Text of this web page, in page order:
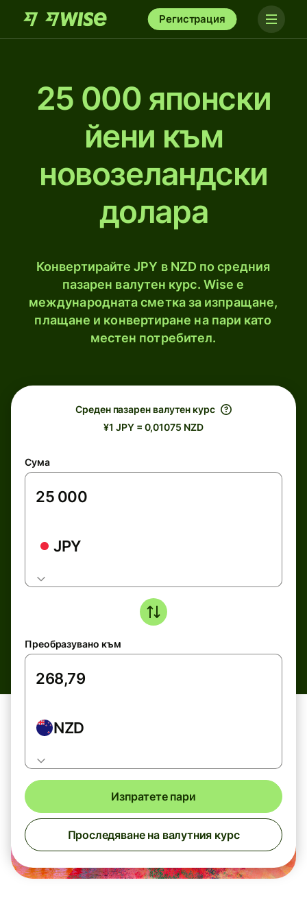
Регистрация
25 000 японски
йени към
новозеландски
долара
Конвертирайте JPY в NZD по средния
пазарен валутен курс. Wise е
международната сметка за изпращане,
плащане и конвертиране на пари като
местен потребител.
Среден пазарен валутен курс
¥1 JPY = 0,01075 NZD
Сума
JPY
Преобразувано към
NZD
Изпратете пари
Проследяване на валутния курс